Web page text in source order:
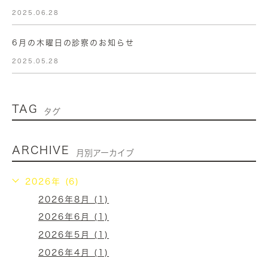
2025.06.28
6月の木曜日の診察のお知らせ
2025.05.28
TAG タグ
ARCHIVE 月別アーカイブ
2026年 (6)
2026年8月 (1)
2026年6月 (1)
2026年5月 (1)
2026年4月 (1)